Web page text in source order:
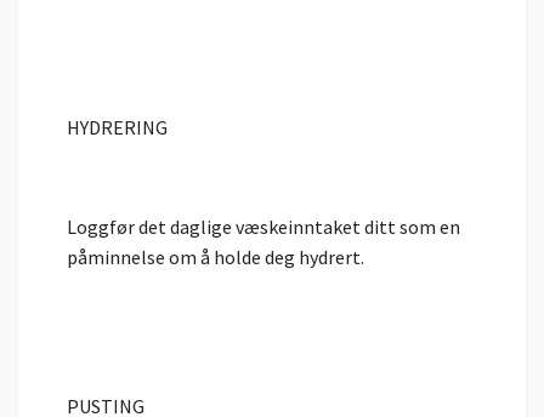
HYDRERING
Loggfør det daglige væskeinntaket ditt som en
påminnelse om å holde deg hydrert.
PUSTING